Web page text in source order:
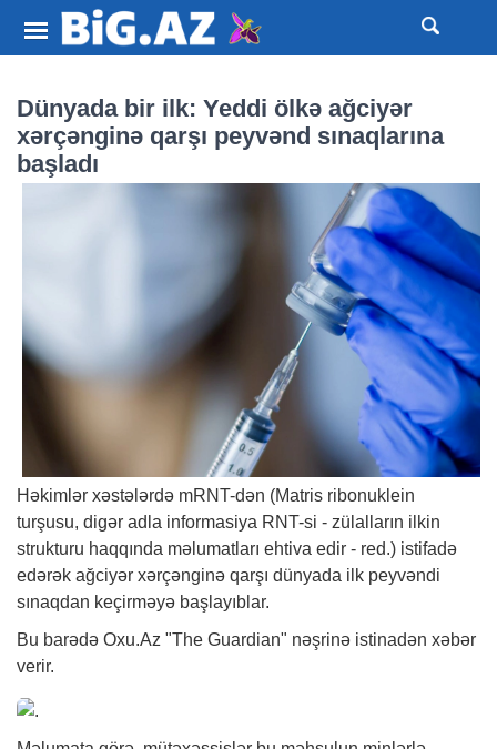
Dünyada bir ilk: Yeddi ölkə ağciyər
xərçənginə qarşı peyvənd sınaqlarına
başladı
Həkimlər xəstələrdə mRNT-dən (Matris ribonuklein
turşusu, digər adla informasiya RNT-si - zülalların ilkin
strukturu haqqında məlumatları ehtiva edir - red.) istifadə
edərək ağciyər xərçənginə qarşı dünyada ilk peyvəndi
sınaqdan keçirməyə başlayıblar.
Bu barədə Oxu.Az "The Guardian" nəşrinə istinadən xəbər
verir.